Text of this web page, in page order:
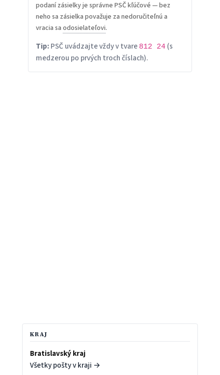
podaní zásielky je správne PSČ kľúčové — bez
neho sa zásielka považuje za nedoručiteľnú a
vracia sa odosielateľovi.
Tip:PSČ uvádzajte vždy v tvare 812 24(s
medzerou po prvých troch číslach).
KRAJ
Bratislavský kraj
Všetky pošty v kraji →